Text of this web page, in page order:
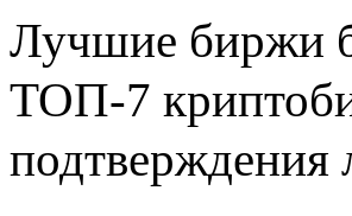
Лучшие биржи
ТОП-7
подтверждения